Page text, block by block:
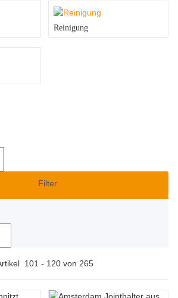
Reinigung
Filter
101 - 120von 265